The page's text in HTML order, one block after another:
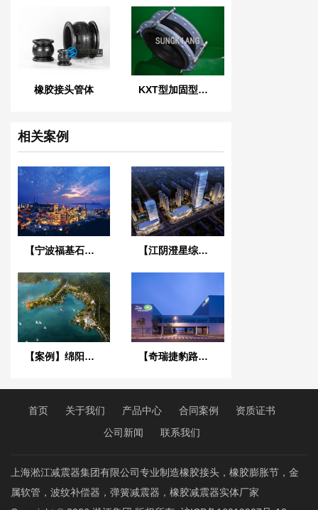
橡胶接头管体 KXT型加固型橡胶软接头
相关案例
【宁波福基石化701项目】美标橡胶接头合同 【江阴澄星综合体项目】弹簧减震器合同
【案例】绵阳仙海丽湾度假酒店项目淞江金属软管合同 【奇瑞捷豹路虎常熟工厂】采用上海淞江不锈钢金属软接头
首页 关于我们 产品中心 合同案例
资质证书
公司新闻
联系我们
上海淞江减震器集团有限公司专业制造橡胶接头，橡胶膨胀节，金
属软管，波纹补偿器，弹簧减震器，橡胶减震器实体厂家